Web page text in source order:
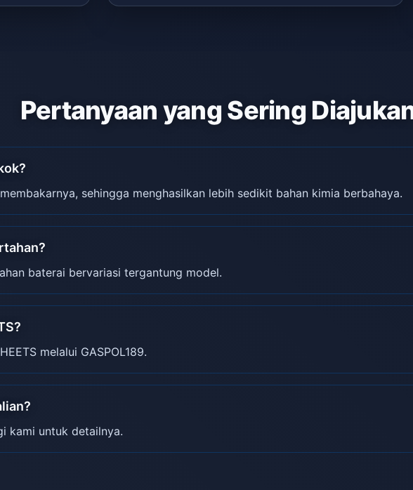
Pertanyaan yang Sering
sehingga menghasilkan lebih sedikit bahan kimia berbahaya.
baterai bervariasi tergantung model.
melalui GASPOL189.
kami untuk detailnya.